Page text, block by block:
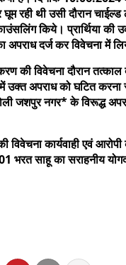
थी उसी दौरान चाईल्ड
किये। प्रार्थिया की
दर्ज कर विवेचना में
दौरान तत्काल
उक्त अपराध को घटित
जशपुर नगर* के विरूद्ध
कार्यवाही एवं आरोपी
साहू का सराहनीय